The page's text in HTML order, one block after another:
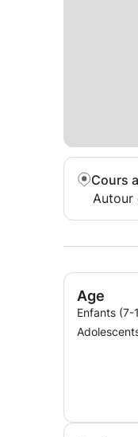
Cours
Autour
Age
Enfants (7-